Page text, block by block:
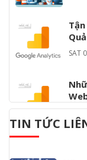
SAT
SAT
TIN TỨC